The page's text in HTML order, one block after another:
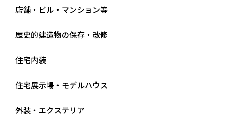
店舗・ビル・マンション等
歴史的建造物の保存・改修
住宅内装
住宅展示場・モデルハウス
外装・エクステリア